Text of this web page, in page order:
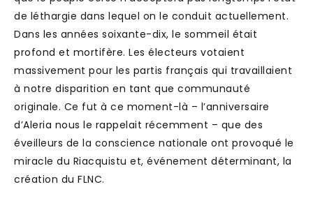
de léthargie dans lequel on le conduit actuellement.
Dans les années soixante-dix, le sommeil était
profond et mortifère. Les électeurs votaient
massivement pour les partis français qui travaillaient
à notre disparition en tant que communauté
originale. Ce fut à ce moment-là – l’anniversaire
d’Aleria nous le rappelait récemment – que des
éveilleurs de la conscience nationale ont provoqué le
miracle du Riacquistu et, événement déterminant, la
création du FLNC.